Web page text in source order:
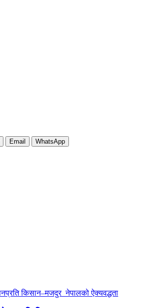
Email WhatsApp